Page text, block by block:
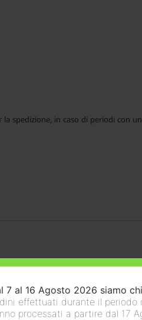
spedizione, in caso di periodi con
7 al 16 Agosto 2026 siamo
effettuati durante il periodo
processati a partire dal 17